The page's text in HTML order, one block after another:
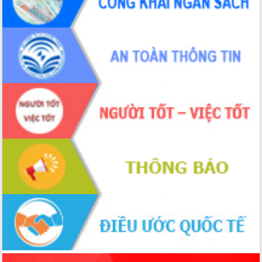
sầu riêng tại Đắk Lắk
Trình diễn nghệ thuật chế biến các
món ăn từ sầu riêng
Đắk Lắk công bố Quy hoạch và xúc
tiến đầu tư tỉnh
Ngành cá ngừ Đắk Lắk chủ động thích
ứng để giữ vững thị trường xuất khẩu
Diễn đàn Kinh tế tư nhân Việt Nam đột
phá cơ chế - Hợp tác công tư
Đề án 06 tạo bước ngoặt đột phá trong
cải cách hành chính tỉnh Đắk Lắk
Kết nối tour, đẩy mạnh chuyển đổi số
để phát triển du lịch Đắk Lắk
Khởi động Dự án Đầu tư xây dựng hạ
tầng kỹ thuật Cụm công nghiệp Tân
Gặp mặt các cơ quan báo chí nhân Kỷ
niệm 101 năm Ngày Báo chí Cách
mạng Việt Nam
Đắk Lắk sơ kết 4 năm triển khai thực